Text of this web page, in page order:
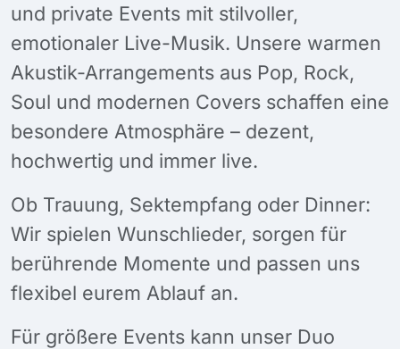
und private Events mit stilvoller,
emotionaler Live-Musik. Unsere warmen
Akustik-Arrangements aus Pop, Rock,
Soul und modernen Covers schaffen eine
besondere Atmosphäre – dezent,
hochwertig und immer live.
Ob Trauung, Sektempfang oder Dinner:
Wir spielen Wunschlieder, sorgen für
berührende Momente und passen uns
flexibel eurem Ablauf an.
Für größere Events kann unser Duo